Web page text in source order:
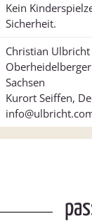
Kein
Sicherheit.
Christian Ulbricht
Sachsen
Kurort Seiffen,